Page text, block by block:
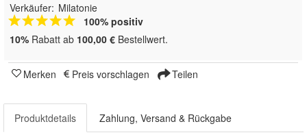
Verkäufer: Milatonie
100% positiv
10% Rabatt ab 100,00 € Bestellwert.
Merken Preis vorschlagen Teilen
Produktdetails Zahlung, Versand & Rückgabe